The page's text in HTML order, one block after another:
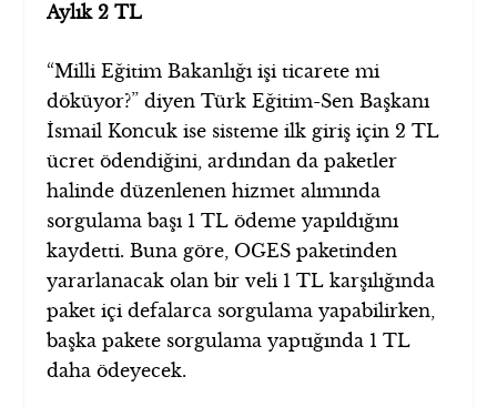
Aylık 2 TL
“Milli Eğitim Bakanlığı işi ticarete mi
döküyor?” diyen Türk Eğitim-Sen Başkanı
İsmail Koncuk ise sisteme ilk giriş için 2 TL
ücret ödendiğini, ardından da paketler
halinde düzenlenen hizmet alımında
sorgulama başı 1 TL ödeme yapıldığını
kaydetti. Buna göre, OGES paketinden
yararlanacak olan bir veli 1 TL karşılığında
paket içi defalarca sorgulama yapabilirken,
başka pakete sorgulama yaptığında 1 TL
daha ödeyecek.